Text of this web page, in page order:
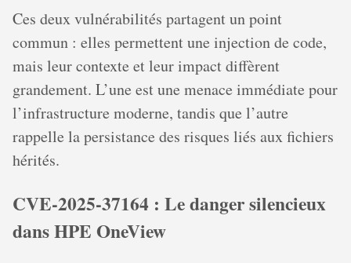
Ces deux vulnérabilités partagent un point
commun : elles permettent une injection de code,
mais leur contexte et leur impact diffèrent
grandement. L’une est une menace immédiate pour
l’infrastructure moderne, tandis que l’autre
rappelle la persistance des risques liés aux fichiers
hérités.
CVE-2025-37164 : Le danger silencieux
dans HPE OneView